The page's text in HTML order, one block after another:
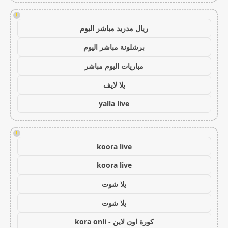
!
ريال مدريد مباشر اليوم
برشلونة مباشر اليوم
مباريات اليوم مباشر
يلا لايف
yalla live
!
koora live
koora live
يلا شوت
يلا شوت
كورة اون لاين - kora onli